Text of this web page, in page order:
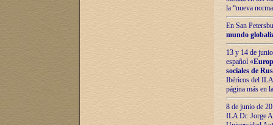
la “nueva
En San
mundo
13 y 14 de
español «
sociales de
Ibéricos del ILA
página más en
8 de junio de
ILA Dr. Jorge